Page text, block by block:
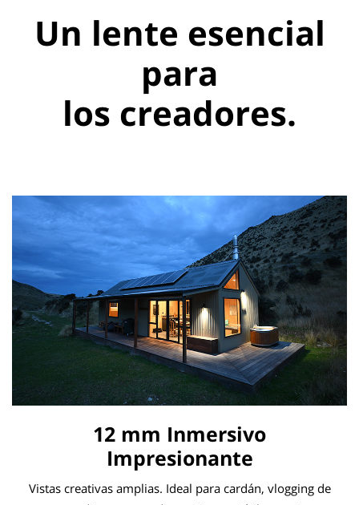
Un lente esencial
para
los creadores.
12 mm Inmersivo
Impresionante
Vistas creativas amplias. Ideal para cardán, vlogging de